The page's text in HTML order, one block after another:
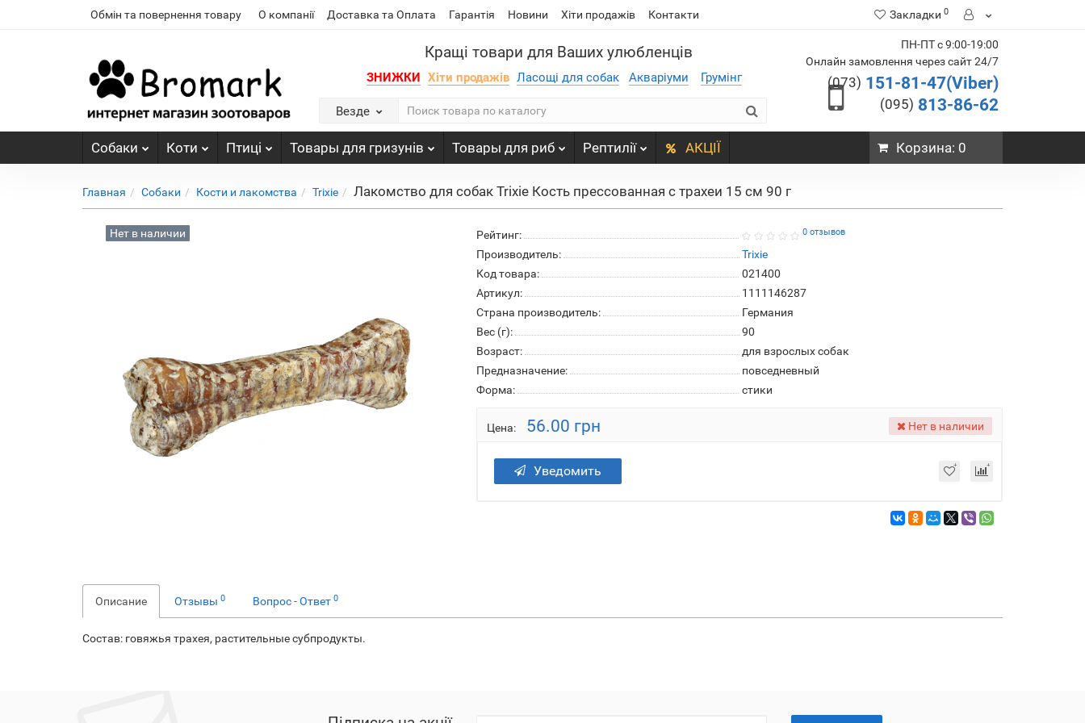
Обмін та повернення товару О компанії Доставка та Оплата Гарантія Новини Хіти продажів Контакти Закладки 0
Кращі товари для Ваших улюбленців
ЗНИЖКИ Хіти продажів Ласощі для собак Акваріуми Грумінг
Везде
ПН-ПТ с 9:00-19:00
Онлайн замовлення через сайт 24/7
(073) 151-81-47(Viber)
(095) 813-86-62
Собаки Коти Птиці Товары для гризунів Товары для риб Рептилії АКЦІЇ Корзина: 0
Главная Собаки Кости и лакомства Trixie Лакомство для собак Trixie Кость прессованная с трахеи 15 см 90 г
Нет в наличии Рейтинг: 0 отзывов
Производитель:
Trixie
Код товара:
021400
Артикул:
1111146287
Страна производитель:
Германия
Вес (г):
90
Возраст:
для взрослых собак
Предназначение:
повседневный
Форма:
стики
Цена: 56.00 грн Нет в наличии
Уведомить
Описание Отзывы 0 Вопрос - Ответ 0
Состав: говяжья трахея, растительные субпродукты.